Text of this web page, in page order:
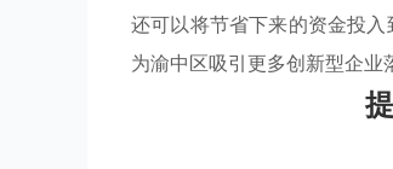
还可以将节省下来的资金投
为渝中区吸引更多创新型企业